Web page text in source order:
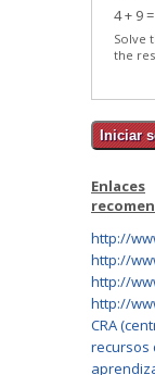
4 + 9 =
Solve
the
Enlaces
http://
http://
http://
http://
CRA
recursos